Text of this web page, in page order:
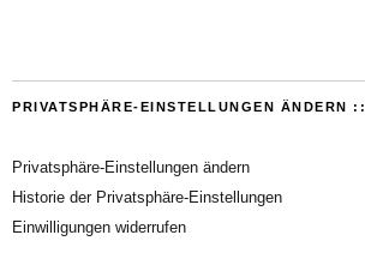
PRIVATSPHÄRE-EINSTELLUNGEN ÄNDERN ::
Privatsphäre-Einstellungen ändern
Historie der Privatsphäre-Einstellungen
Einwilligungen widerrufen